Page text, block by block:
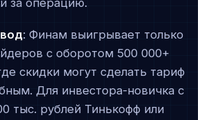
за операцию.
: Финам выигрывает только
с оборотом 500 000+
скидки могут сделать тариф
Для инвестора-новичка с
тыс. рублей Тинькофф или